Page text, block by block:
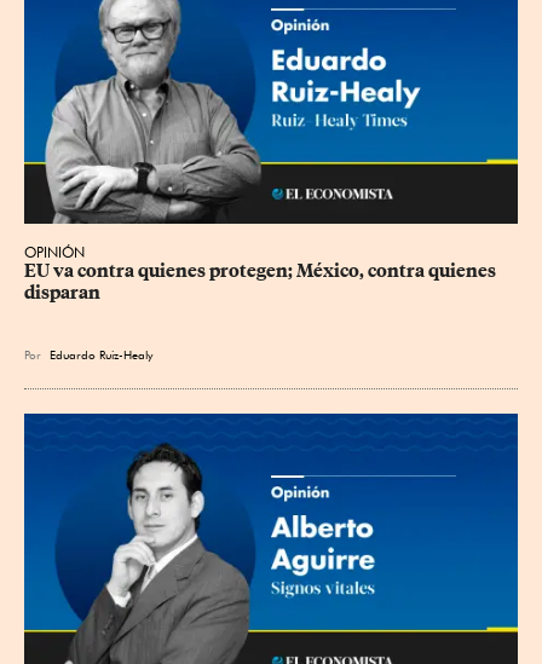
OPINIÓN
EU va contra quienes protegen; México, contra quienes
disparan
Por Eduardo Ruiz-Healy